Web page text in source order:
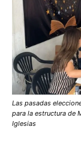
Las pasadas
para la estructura de
Iglesias